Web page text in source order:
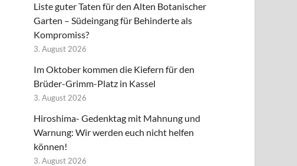
Liste guter Taten für den Alten Botanischer
Garten – Südeingang für Behinderte als
Kompromiss?
3. August 2026
Im Oktober kommen die Kiefern für den
Brüder-Grimm-Platz in Kassel
3. August 2026
Hiroshima- Gedenktag mit Mahnung und
Warnung: Wir werden euch nicht helfen
können!
3. August 2026